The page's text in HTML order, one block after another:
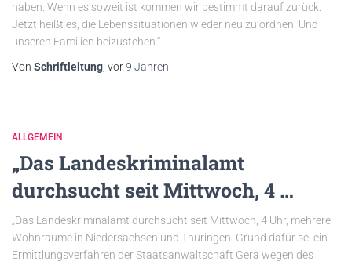
haben. Wenn es soweit ist kommen wir bestimmt darauf zurück.
Jetzt heißt es, die Lebenssituationen wieder neu zu ordnen. Und
unseren Familien beizustehen.“
Von Schriftleitung , vor9 Jahren
ALLGEMEIN
„Das Landeskriminalamt
durchsucht seit Mittwoch, 4 …
„Das Landeskriminalamt durchsucht seit Mittwoch, 4 Uhr, mehrere
Wohnräume in Niedersachsen und Thüringen. Grund dafür sei ein
Ermittlungsverfahren der Staatsanwaltschaft Gera wegen des